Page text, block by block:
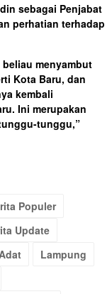
sebagai Penjabat
perhatian terhadap
menyambut
Kota Baru, dan
kembali
Ini merupakan
tunggu,”
Populer
Update
Lampung